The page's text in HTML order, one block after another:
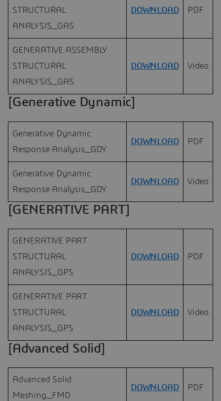
STRUCTURAL
ANALYSIS_GAS
DOWNLOAD PDF
GENERATIVE ASSEMBLY
STRUCTURAL
ANALYSIS_GAS
DOWNLOAD Video
[Generative Dynamic]
Generative Dynamic
Response Analysis_GDY
DOWNLOAD PDF
Generative Dynamic
Response Analysis_GDY
DOWNLOAD Video
[GENERATIVE PART]
GENERATIVE PART
STRUCTURAL
ANALYSIS_GPS
DOWNLOAD PDF
GENERATIVE PART
STRUCTURAL
ANALYSIS_GPS
DOWNLOAD Video
[Advanced Solid]
Advanced Solid
Meshing_FMD
DOWNLOAD PDF